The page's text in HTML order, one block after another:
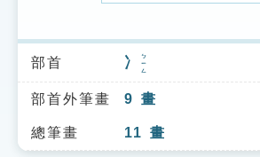
索引選單
知識索引
單字索引
部首 冫 ㄅㄧㄥ
部首外筆畫 9 畫
總筆畫 11 畫